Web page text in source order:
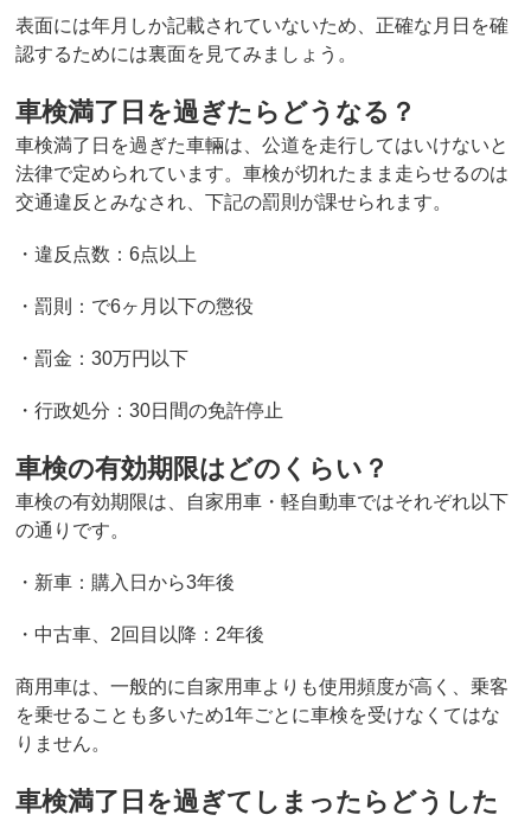
表面には年月しか記載されていないため、正確な月日を確
認するためには裏面を見てみましょう。
車検満了日を過ぎたらどうなる？
車検満了日を過ぎた車輛は、公道を走行してはいけないと
法律で定められています。車検が切れたまま走らせるのは
交通違反とみなされ、下記の罰則が課せられます。
・違反点数：6点以上
・罰則：で6ヶ月以下の懲役
・罰金：30万円以下
・行政処分：30日間の免許停止
車検の有効期限はどのくらい？
車検の有効期限は、自家用車・軽自動車ではそれぞれ以下
の通りです。
・新車：購入日から3年後
・中古車、2回目以降：2年後
商用車は、一般的に自家用車よりも使用頻度が高く、乗客
を乗せることも多いため1年ごとに車検を受けなくてはな
りません。
車検満了日を過ぎてしまったらどうした